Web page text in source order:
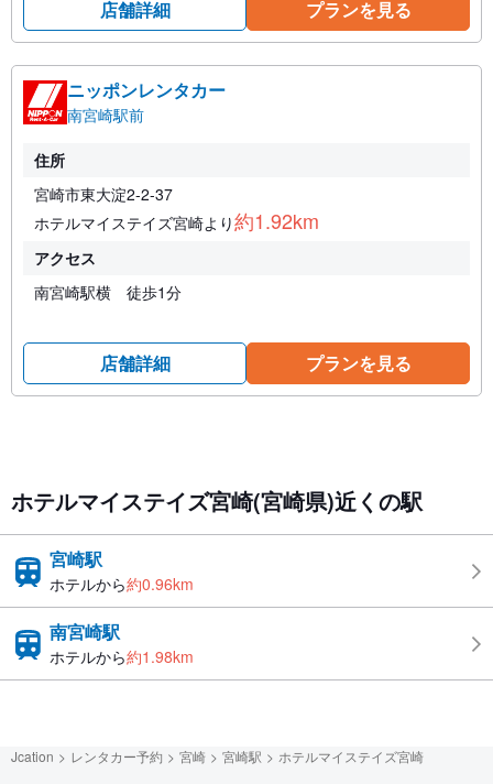
店舗詳細 プランを見る
ニッポンレンタカー
南宮崎駅前
住所
宮崎市東大淀2-2-37
ホテルマイステイズ宮崎より約1.92km
アクセス
南宮崎駅横 徒歩1分
店舗詳細 プランを見る
ホテルマイステイズ宮崎(宮崎県)近くの駅
宮崎駅
ホテルから約0.96km
南宮崎駅
ホテルから約1.98km
Jcation レンタカー予約 宮崎 宮崎駅 ホテルマイステイズ宮崎